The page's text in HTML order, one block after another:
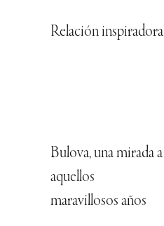
Relación inspiradora
Bulova, una mirada a
aquellos
maravillosos años